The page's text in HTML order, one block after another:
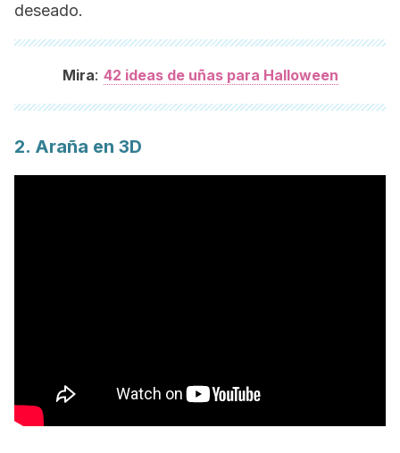
deseado.
Mira: 42 ideas de uñas para Halloween
2. Araña en 3D